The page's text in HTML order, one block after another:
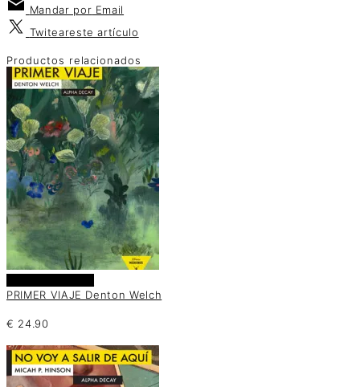
Mandar por Email
Twiteareste artículo
Productos relacionados
PRIMER VIAJE Denton Welch
€ 24.90